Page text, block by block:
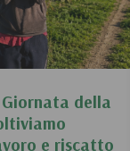
Bevande e
Té e tisane
Succhi bio e
della
e riscatto